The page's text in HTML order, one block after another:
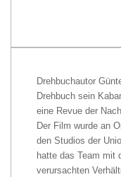
Drehbuchautor
Drehbuch sein
eine Revue der
Der Film wurde an
den Studios der
hatte das Team mit
verursachten